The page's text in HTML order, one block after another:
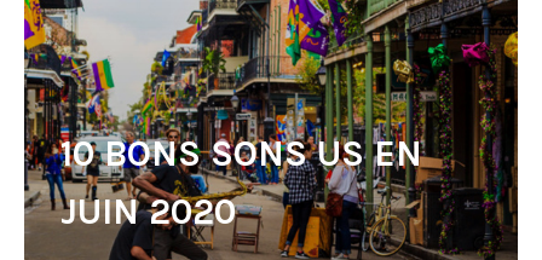
10 BONS SONS US EN
JUIN 2020